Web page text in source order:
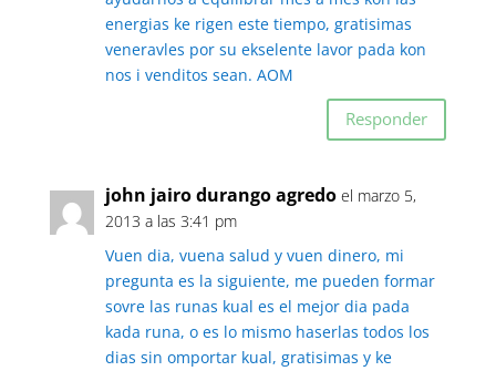
energias ke rigen este tiempo, gratisimas
veneravles por su ekselente lavor pada kon
nos i venditos sean. AOM
Responder
john jairo durango agredo el marzo 5,
2013 a las 3:41 pm
Vuen dia, vuena salud y vuen dinero, mi
pregunta es la siguiente, me pueden formar
sovre las runas kual es el mejor dia pada
kada runa, o es lo mismo haserlas todos los
dias sin omportar kual, gratisimas y ke